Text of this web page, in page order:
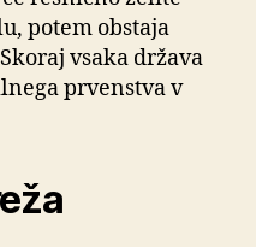
potem obstaja
vsaka država
prvenstva v